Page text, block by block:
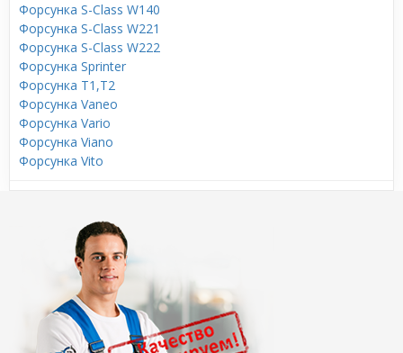
Форсунка S-Class W140
Форсунка S-Class W221
Форсунка S-Class W222
Форсунка Sprinter
Форсунка T1,T2
Форсунка Vaneo
Форсунка Vario
Форсунка Viano
Форсунка Vito